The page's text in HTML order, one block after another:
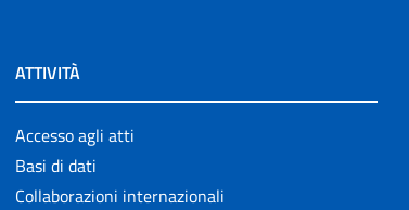
ATTIVITÀ
Accesso agli atti
Basi di dati
Collaborazioni internazionali